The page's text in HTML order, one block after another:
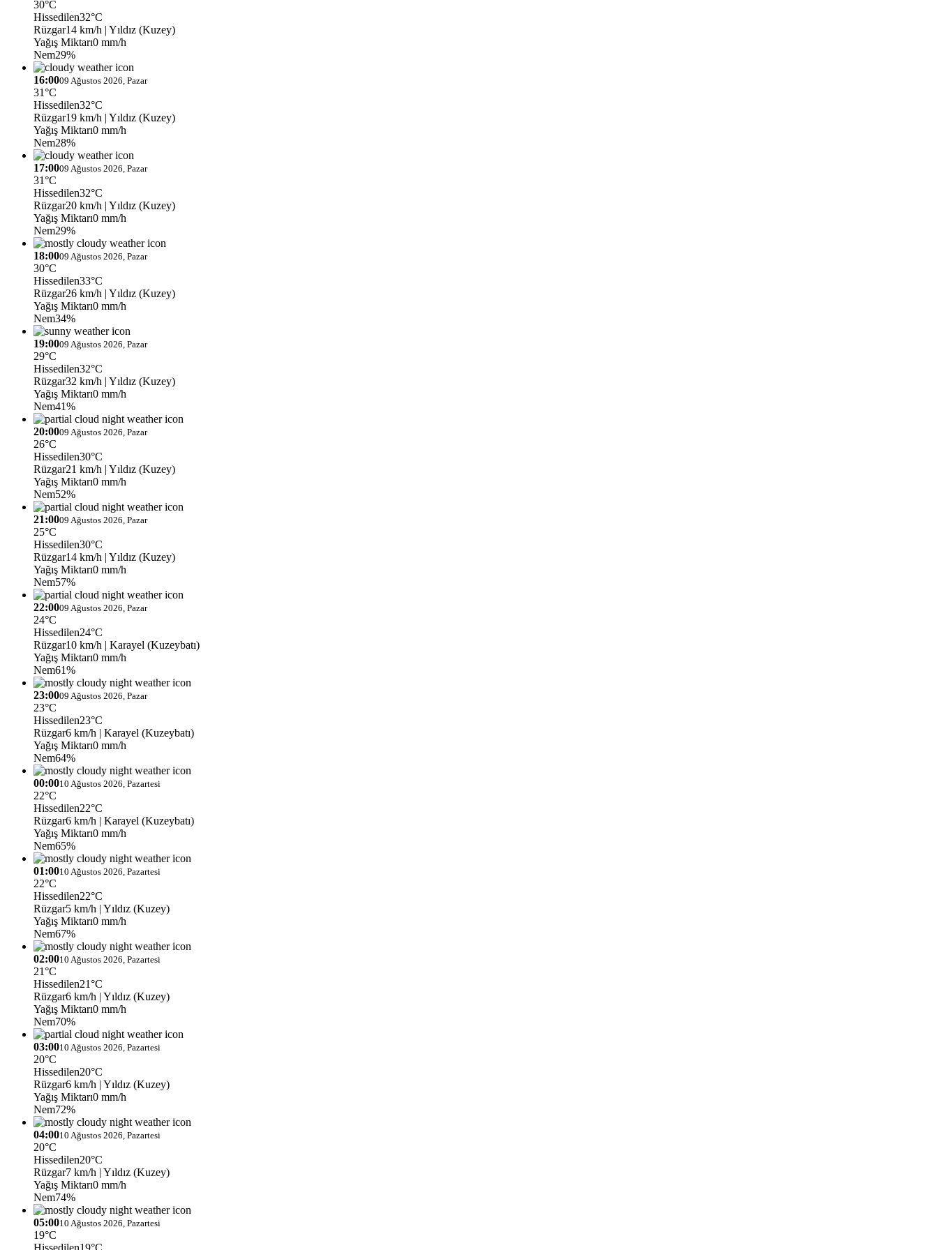
30°C
Hissedilen32°C
Rüzgar14 km/h | Yıldız (Kuzey)
Yağış Miktarı0 mm/h
Nem29%
16:0009 Ağustos 2026, Pazar
31°C
Hissedilen32°C
Rüzgar19 km/h | Yıldız (Kuzey)
Yağış Miktarı0 mm/h
Nem28%
17:0009 Ağustos 2026, Pazar
31°C
Hissedilen32°C
Rüzgar20 km/h | Yıldız (Kuzey)
Yağış Miktarı0 mm/h
Nem29%
18:0009 Ağustos 2026, Pazar
30°C
Hissedilen33°C
Rüzgar26 km/h | Yıldız (Kuzey)
Yağış Miktarı0 mm/h
Nem34%
19:0009 Ağustos 2026, Pazar
29°C
Hissedilen32°C
Rüzgar32 km/h | Yıldız (Kuzey)
Yağış Miktarı0 mm/h
Nem41%
20:0009 Ağustos 2026, Pazar
26°C
Hissedilen30°C
Rüzgar21 km/h | Yıldız (Kuzey)
Yağış Miktarı0 mm/h
Nem52%
21:0009 Ağustos 2026, Pazar
25°C
Hissedilen30°C
Rüzgar14 km/h | Yıldız (Kuzey)
Yağış Miktarı0 mm/h
Nem57%
22:0009 Ağustos 2026, Pazar
24°C
Hissedilen24°C
Rüzgar10 km/h | Karayel (Kuzeybatı)
Yağış Miktarı0 mm/h
Nem61%
23:0009 Ağustos 2026, Pazar
23°C
Hissedilen23°C
Rüzgar6 km/h | Karayel (Kuzeybatı)
Yağış Miktarı0 mm/h
Nem64%
00:0010 Ağustos 2026, Pazartesi
22°C
Hissedilen22°C
Rüzgar6 km/h | Karayel (Kuzeybatı)
Yağış Miktarı0 mm/h
Nem65%
01:0010 Ağustos 2026, Pazartesi
22°C
Hissedilen22°C
Rüzgar5 km/h | Yıldız (Kuzey)
Yağış Miktarı0 mm/h
Nem67%
02:0010 Ağustos 2026, Pazartesi
21°C
Hissedilen21°C
Rüzgar6 km/h | Yıldız (Kuzey)
Yağış Miktarı0 mm/h
Nem70%
03:0010 Ağustos 2026, Pazartesi
20°C
Hissedilen20°C
Rüzgar6 km/h | Yıldız (Kuzey)
Yağış Miktarı0 mm/h
Nem72%
04:0010 Ağustos 2026, Pazartesi
20°C
Hissedilen20°C
Rüzgar7 km/h | Yıldız (Kuzey)
Yağış Miktarı0 mm/h
Nem74%
05:0010 Ağustos 2026, Pazartesi
19°C
Hissedilen19°C